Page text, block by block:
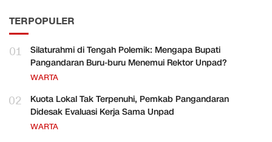
TERPOPULER
01
Silaturahmi di Tengah Polemik: Mengapa Bupati
Pangandaran Buru-buru Menemui Rektor Unpad?
WARTA
02
Kuota Lokal Tak Terpenuhi, Pemkab Pangandaran
Didesak Evaluasi Kerja Sama Unpad
WARTA